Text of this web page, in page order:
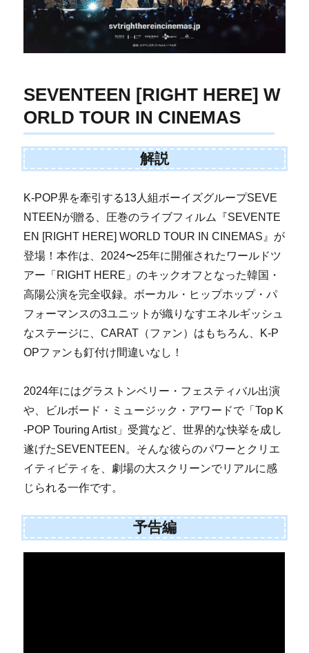
SEVENTEEN [RIGHT HERE] W
ORLD TOUR IN CINEMAS
解説
K-POP界を牽引する13人組ボーイズグループSEVE
NTEENが贈る、圧巻のライブフィルム『SEVENTE
EN [RIGHT HERE] WORLD TOUR IN CINEMAS』が
登場！本作は、2024〜25年に開催されたワールドツ
アー「RIGHT HERE」のキックオフとなった韓国・
高陽公演を完全収録。ボーカル・ヒップホップ・パ
フォーマンスの3ユニットが織りなすエネルギッシュ
なステージに、CARAT（ファン）はもちろん、K-P
OPファンも釘付け間違いなし！
2024年にはグラストンベリー・フェスティバル出演
や、ビルボード・ミュージック・アワードで「Top K
-POP Touring Artist」受賞など、世界的な快挙を成し
遂げたSEVENTEEN。そんな彼らのパワーとクリエ
イティビティを、劇場の大スクリーンでリアルに感
じられる一作です。
予告編